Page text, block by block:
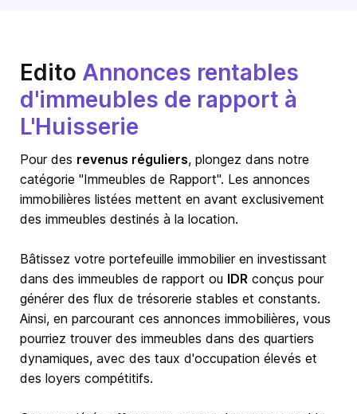
Edito Annonces rentables
d'immeubles de rapport à
L'Huisserie
Pour des revenus réguliers, plongez dans notre
catégorie "Immeubles de Rapport". Les annonces
immobilières listées mettent en avant exclusivement
des immeubles destinés à la location.
Bâtissez votre portefeuille immobilier en investissant
dans des immeubles de rapport ou IDR conçus pour
générer des flux de trésorerie stables et constants.
Ainsi, en parcourant ces annonces immobilières, vous
pourriez trouver des immeubles dans des quartiers
dynamiques, avec des taux d'occupation élevés et
des loyers compétitifs.